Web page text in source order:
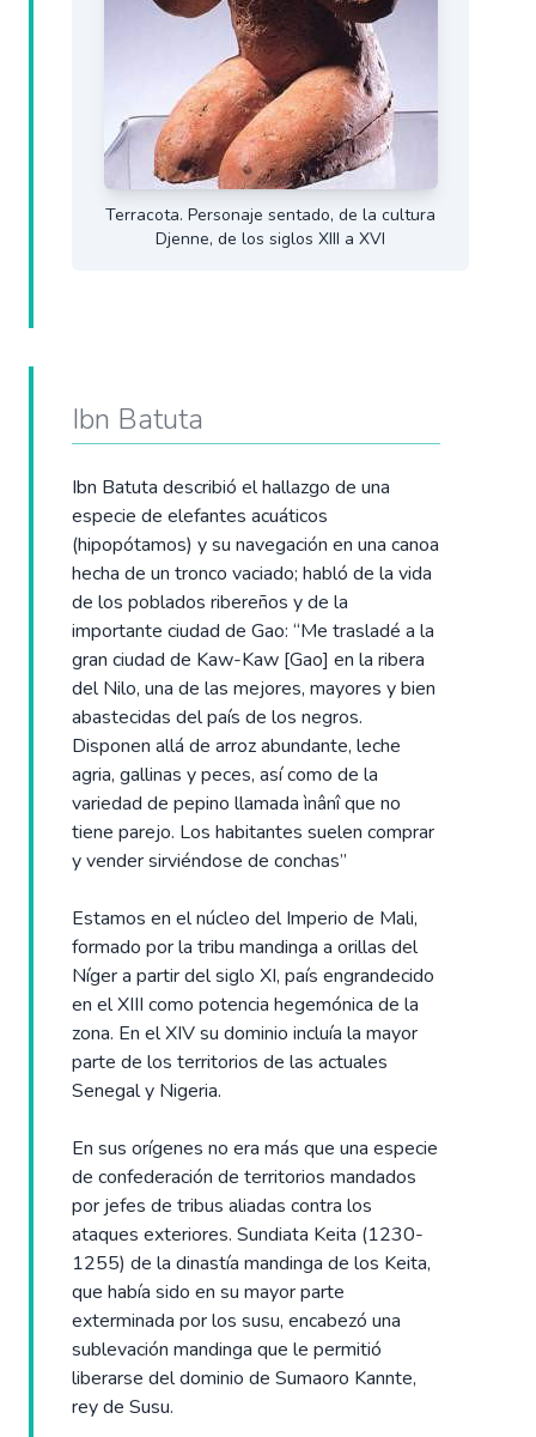
Terracota. Personaje sentado, de la cultura
Djenne, de los siglos XIII a XVI
Ibn Batuta
Ibn Batuta describió el hallazgo de una
especie de elefantes acuáticos
(hipopótamos) y su navegación en una canoa
hecha de un tronco vaciado; habló de la vida
de los poblados ribereños y de la
importante ciudad de Gao: “Me trasladé a la
gran ciudad de Kaw-Kaw [Gao] en la ribera
del Nilo, una de las mejores, mayores y bien
abastecidas del país de los negros.
Disponen allá de arroz abundante, leche
agria, gallinas y peces, así como de la
variedad de pepino llamada ìnânî que no
tiene parejo. Los habitantes suelen comprar
y vender sirviéndose de conchas”
Estamos en el núcleo del Imperio de Mali,
formado por la tribu mandinga a orillas del
Níger a partir del siglo XI, país engrandecido
en el XIII como potencia hegemónica de la
zona. En el XIV su dominio incluía la mayor
parte de los territorios de las actuales
Senegal y Nigeria.
En sus orígenes no era más que una especie
de confederación de territorios mandados
por jefes de tribus aliadas contra los
ataques exteriores. Sundiata Keita (1230-
1255) de la dinastía mandinga de los Keita,
que había sido en su mayor parte
exterminada por los susu, encabezó una
sublevación mandinga que le permitió
liberarse del dominio de Sumaoro Kannte,
rey de Susu.